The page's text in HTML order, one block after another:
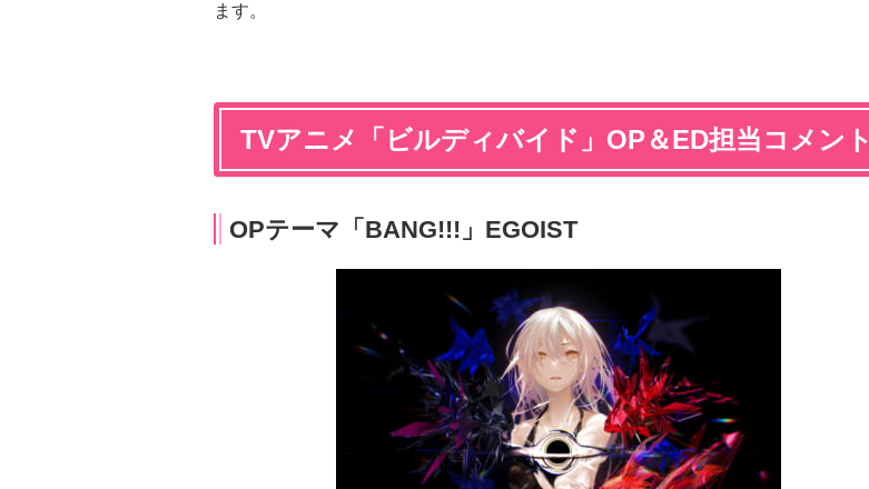
ます。
TVアニメ「ビルディバイド」OP＆ED担当コメント
OPテーマ「BANG!!!」EGOIST